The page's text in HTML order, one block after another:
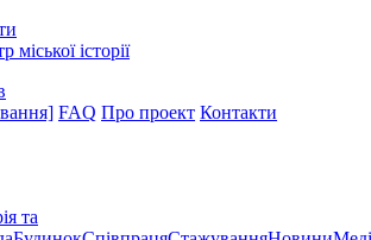
міської історії
FAQ Про проект Контакти
та